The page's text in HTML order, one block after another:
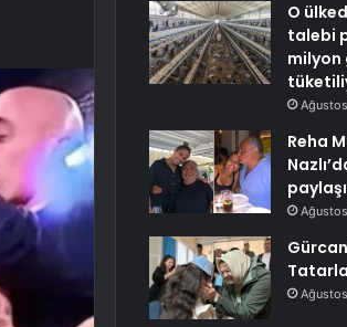
O
talebi
milyon
Reha
Gürcan